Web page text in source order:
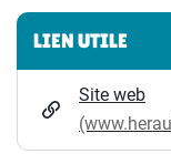
LIEN UTILE
Site web